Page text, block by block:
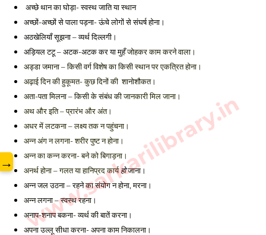
अच्छे थान का घोड़ा- स्वस्थ जाति या स्थान
अच्छों-अच्छों से पाला पड़ना- ऊंचे लोगों से संघर्ष होना।
अठखेलियाँ सूझना – व्यर्थ दिल्लगी।
अड़ियल टटू – अटक-अटक कर या मुहँ जोहकर काम करने वाला।
अड्डा जमाना – किसी वर्ग विशेष का किसी स्थान पर एकत्रित होना।
अढ़ाई दिन की हुकूमत- कुछ दिनों की शानोशौकत।
अता-पता मिलना – किसी के संबंध की जानकारी मिल जाना।
अथ और इति – प्रारंभ और अंत।
अधर में लटकना – लक्ष्य तक न पहुंचना।
अन्न अंग न लगना- शरीर पुष्ट न होना।
अन्न का कन्न करना- बने को बिगाड़ना।
अनर्थ होना – गलत या हानिप्रद कार्य हो जाना।
अन्न जल उठना – रहने का संयोग न होना, मरना।
अन्न लगना – स्वस्थ रहना।
अनाप-शनाप बकना- व्यर्थ की बातें करना।
अपना उल्लू सीधा करना- अपना काम निकालना।
www.sarkarilibrary.in
→